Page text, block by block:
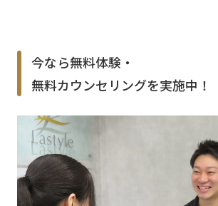
今なら無料体験・
無料カウンセリングを実施中！